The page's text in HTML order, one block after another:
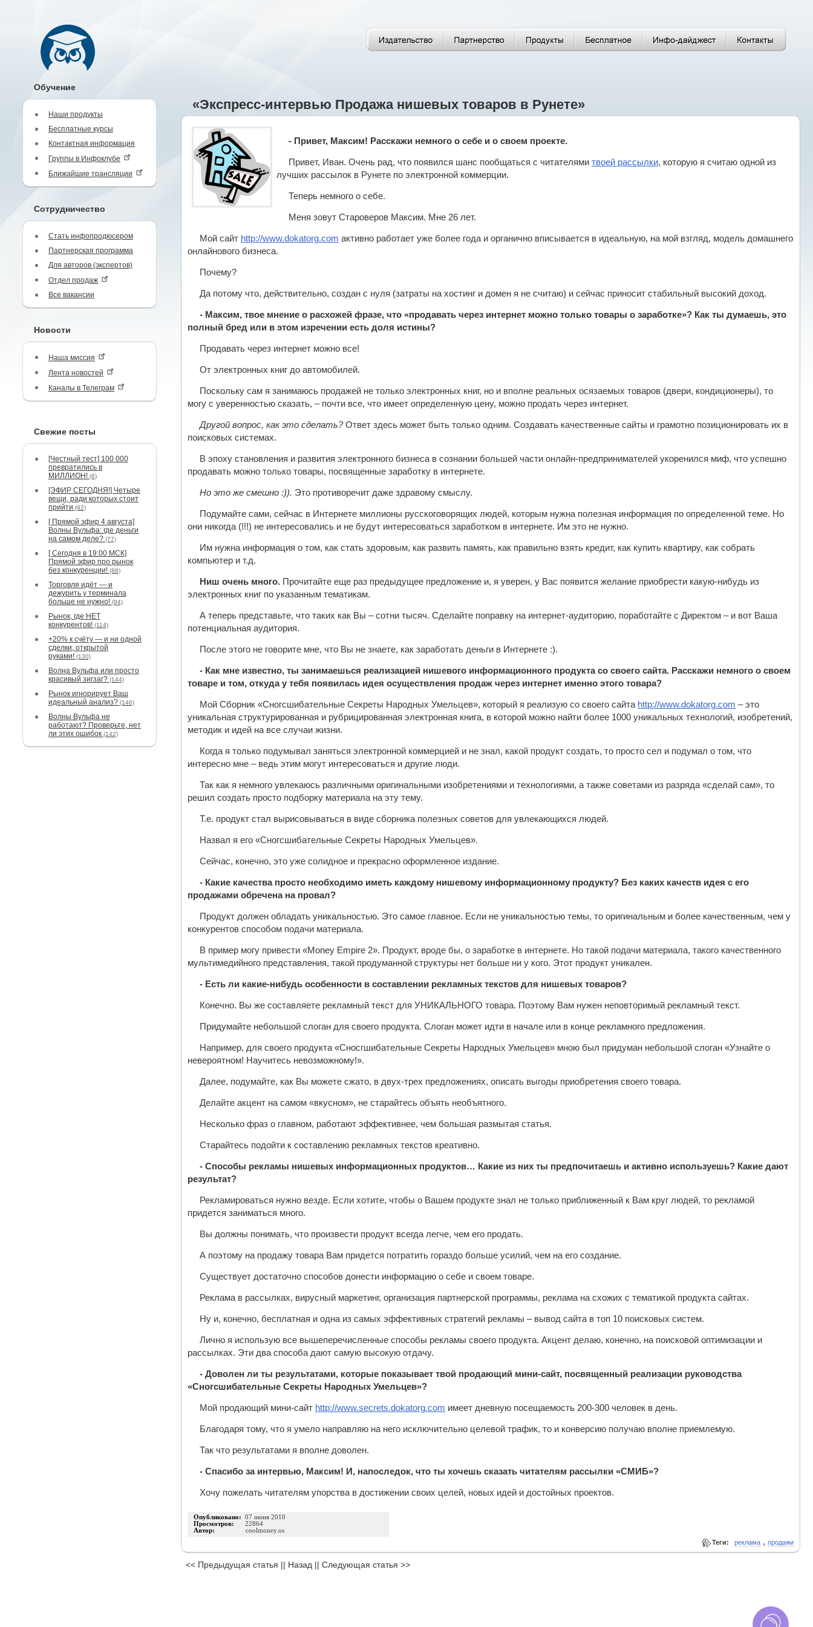
Обучение
Наши продукты
Бесплатные курсы
Контактная информация
Группы в Инфоклубе
Ближайшие трансляции
Сотрудничество
Стать инфопродюсером
Партнерская программа
Для авторов (экспертов)
Отдел продаж
Все вакансии
Новости
Наша миссия
Лента новостей
Каналы в Телеграм
Свежие посты
[Честный тест] 100 000
превратились в
МИЛЛИОН! (8)
[ЭФИР СЕГОДНЯ!] Четыре
вещи, ради которых стоит
прийти (92)
[ Прямой эфир 4 августа]
Волны Вульфа: где деньги
на самом деле? (77)
[ Сегодня в 19:00 МСК]
Прямой эфир про рынок
без конкуренции! (88)
Торговля идёт — и
дежурить у терминала
больше не нужно! (94)
Рынок, где НЕТ
конкурентов! (114)
+20% к счёту — и ни одной
сделки, открытой
руками! (130)
Волна Вульфа или просто
красивый зигзаг? (144)
Рынок игнорирует Ваш
идеальный анализ? (146)
Волны Вульфа не
работают? Проверьте, нет
ли этих ошибок (142)
«Экспресс-интервью Продажа нишевых товаров в Рунете»
- Привет, Максим! Расскажи немного о себе и о своем проекте.
Привет, Иван. Очень рад, что появился шанс пообщаться с читателями твоей рассылки, которую я считаю одной из
лучших рассылок в Рунете по электронной коммерции.
Теперь немного о себе.
Меня зовут Староверов Максим. Мне 26 лет.
Мой сайт http://www.dokatorg.com активно работает уже более года и органично вписывается в идеальную, на мой взгляд, модель домашнего
онлайнового бизнеса.
Почему?
Да потому что, действительно, создан с нуля (затраты на хостинг и домен я не считаю) и сейчас приносит стабильный высокий доход.
- Максим, твое мнение о расхожей фразе, что «продавать через интернет можно только товары о заработке»? Как ты думаешь, это
полный бред или в этом изречении есть доля истины?
Продавать через интернет можно все!
От электронных книг до автомобилей.
Поскольку сам я занимаюсь продажей не только электронных книг, но и вполне реальных осязаемых товаров (двери, кондиционеры), то
могу с уверенностью сказать, – почти все, что имеет определенную цену, можно продать через интернет.
Другой вопрос, как это сделать?Ответ здесь может быть только одним. Создавать качественные сайты и грамотно позиционировать их в
поисковых системах.
В эпоху становления и развития электронного бизнеса в сознании большей части онлайн-предпринимателей укоренился миф, что успешно
продавать можно только товары, посвященные заработку в интернете.
Но это же смешно :)). Это противоречит даже здравому смыслу.
Подумайте сами, сейчас в Интернете миллионы русскоговорящих людей, которым нужна полезная информация по определенной теме. Но
они никогда (!!!) не интересовались и не будут интересоваться заработком в интернете. Им это не нужно.
Им нужна информация о том, как стать здоровым, как развить память, как правильно взять кредит, как купить квартиру, как собрать
компьютер и т.д.
Ниш очень много. Прочитайте еще раз предыдущее предложение и, я уверен, у Вас появится желание приобрести какую-нибудь из
электронных книг по указанным тематикам.
А теперь представьте, что таких как Вы – сотни тысяч. Сделайте поправку на интернет-аудиторию, поработайте с Директом – и вот Ваша
потенциальная аудитория.
После этого не говорите мне, что Вы не знаете, как заработать деньги в Интернете :).
- Как мне известно, ты занимаешься реализацией нишевого информационного продукта со своего сайта. Расскажи немного о своем
товаре и том, откуда у тебя появилась идея осуществления продаж через интернет именно этого товара?
Мой Сборник «Сногсшибательные Секреты Народных Умельцев», который я реализую со своего сайта http://www.dokatorg.com – это
уникальная структурированная и рубрицированная электронная книга, в которой можно найти более 1000 уникальных технологий, изобретений,
методик и идей на все случаи жизни.
Когда я только подумывал заняться электронной коммерцией и не знал, какой продукт создать, то просто сел и подумал о том, что
интересно мне – ведь этим могут интересоваться и другие люди.
Так как я немного увлекаюсь различными оригинальными изобретениями и технологиями, а также советами из разряда «сделай сам», то
решил создать просто подборку материала на эту тему.
Т.е. продукт стал вырисовываться в виде сборника полезных советов для увлекающихся людей.
Назвал я его «Сногсшибательные Секреты Народных Умельцев».
Сейчас, конечно, это уже солидное и прекрасно оформленное издание.
- Какие качества просто необходимо иметь каждому нишевому информационному продукту? Без каких качеств идея с его
продажами обречена на провал?
Продукт должен обладать уникальностью. Это самое главное. Если не уникальностью темы, то оригинальным и более качественным, чем у
конкурентов способом подачи материала.
В пример могу привести «Money Empire 2». Продукт, вроде бы, о заработке в интернете. Но такой подачи материала, такого качественного
мультимедийного представления, такой продуманной структуры нет больше ни у кого. Этот продукт уникален.
- Есть ли какие-нибудь особенности в составлении рекламных текстов для нишевых товаров?
Конечно. Вы же составляете рекламный текст для УНИКАЛЬНОГО товара. Поэтому Вам нужен неповторимый рекламный текст.
Придумайте небольшой слоган для своего продукта. Слоган может идти в начале или в конце рекламного предложения.
Например, для своего продукта «Сносгшибательные Секреты Народных Умельцев» мною был придуман небольшой слоган «Узнайте о
невероятном! Научитесь невозможному!».
Далее, подумайте, как Вы можете сжато, в двух-трех предложениях, описать выгоды приобретения своего товара.
Делайте акцент на самом «вкусном», не старайтесь объять необъятного.
Несколько фраз о главном, работают эффективнее, чем большая размытая статья.
Старайтесь подойти к составлению рекламных текстов креативно.
- Способы рекламы нишевых информационных продуктов… Какие из них ты предпочитаешь и активно используешь? Какие дают
результат?
Рекламироваться нужно везде. Если хотите, чтобы о Вашем продукте знал не только приближенный к Вам круг людей, то рекламой
придется заниматься много.
Вы должны понимать, что произвести продукт всегда легче, чем его продать.
А поэтому на продажу товара Вам придется потратить гораздо больше усилий, чем на его создание.
Существует достаточно способов донести информацию о себе и своем товаре.
Реклама в рассылках, вирусный маркетинг, организация партнерской программы, реклама на схожих с тематикой продукта сайтах.
Ну и, конечно, бесплатная и одна из самых эффективных стратегий рекламы – вывод сайта в топ 10 поисковых систем.
Лично я использую все вышеперечисленные способы рекламы своего продукта. Акцент делаю, конечно, на поисковой оптимизации и
рассылках. Эти два способа дают самую высокую отдачу.
- Доволен ли ты результатами, которые показывает твой продающий мини-сайт, посвященный реализации руководства
«Сногсшибательные Секреты Народных Умельцев»?
Мой продающий мини-сайт http://www.secrets.dokatorg.com имеет дневную посещаемость 200-300 человек в день.
Благодаря тому, что я умело направляю на него исключительно целевой трафик, то и конверсию получаю вполне приемлемую.
Так что результатами я вполне доволен.
- Спасибо за интервью, Максим! И, напоследок, что ты хочешь сказать читателям рассылки «СМИБ»?
Хочу пожелать читателям упорства в достижении своих целей, новых идей и достойных проектов.
Опубликовано: 07 июня 2010
Просмотров: 22864
Автор:
coolmoney.us
Теги: реклама , продажи
<< Предыдущая статья || Назад || Следующая статья >>